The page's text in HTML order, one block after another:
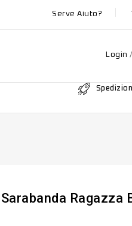
Serve Aiuto?
Login /
Ragazza